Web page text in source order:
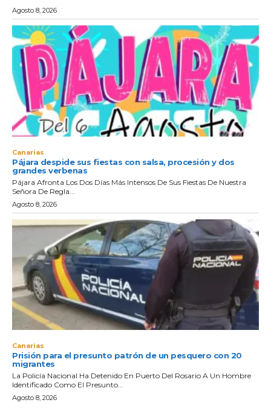
Agosto 8, 2026
Canarias
Pájara despide sus fiestas con salsa, procesión y dos
grandes verbenas
Pájara Afronta Los Dos Días Más Intensos De Sus Fiestas De Nuestra
Señora De Regla...
Agosto 8, 2026
Canarias
Prisión para el presunto patrón de un pesquero con 20
migrantes
La Policía Nacional Ha Detenido En Puerto Del Rosario A Un Hombre
Identificado Como El Presunto...
Agosto 8, 2026